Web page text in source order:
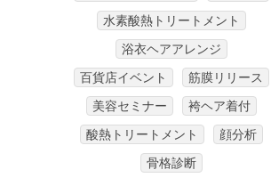
水素酸熱トリートメント
浴衣ヘアアレンジ
百貨店イベント
筋膜リリース
美容セミナー
袴ヘア着付
酸熱トリートメント
顔分析
骨格診断